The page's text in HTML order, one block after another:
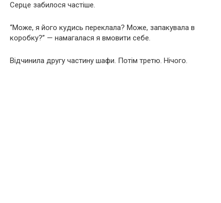
Серце забилося частіше.
“Може, я його кудись переклала? Може, запакувала в
коробку?” — намагалася я вмовити себе.
Відчинила другу частину шафи. Потім третю. Нічого.